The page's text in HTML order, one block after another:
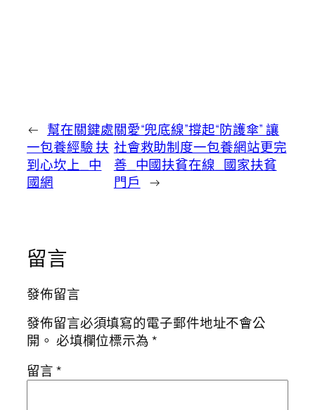
← 幫在關鍵處
一包養經驗 扶
到心坎上_中
國網
關愛“兜底線”撐起“防護傘” 讓
社會救助制度一包養網站更完
善_中國扶貧在線_國家扶貧
門戶
→
留言
發佈留言
發佈留言必須填寫的電子郵件地址不會公
開。 必填欄位標示為*
留言*